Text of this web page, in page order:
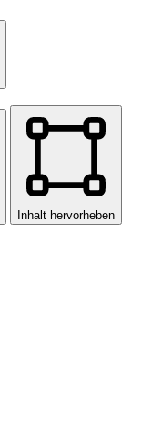
Inhalt hervorheben